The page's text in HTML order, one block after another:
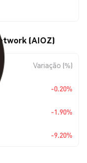
(AIOZ)
Variação (%)
-0.20%
-1.90%
-9.20%